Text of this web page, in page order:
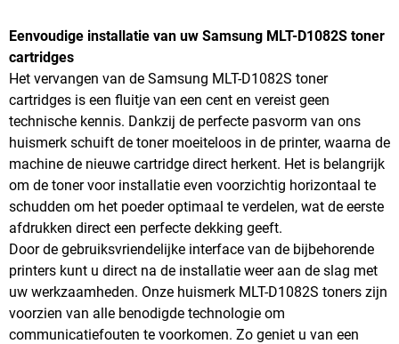
Eenvoudige installatie van uw Samsung MLT-D1082S toner
cartridges
Het vervangen van de Samsung MLT-D1082S toner
cartridges is een fluitje van een cent en vereist geen
technische kennis. Dankzij de perfecte pasvorm van ons
huismerk schuift de toner moeiteloos in de printer, waarna de
machine de nieuwe cartridge direct herkent. Het is belangrijk
om de toner voor installatie even voorzichtig horizontaal te
schudden om het poeder optimaal te verdelen, wat de eerste
afdrukken direct een perfecte dekking geeft.
Door de gebruiksvriendelijke interface van de bijbehorende
printers kunt u direct na de installatie weer aan de slag met
uw werkzaamheden. Onze huismerk MLT-D1082S toners zijn
voorzien van alle benodigde technologie om
communicatiefouten te voorkomen. Zo geniet u van een